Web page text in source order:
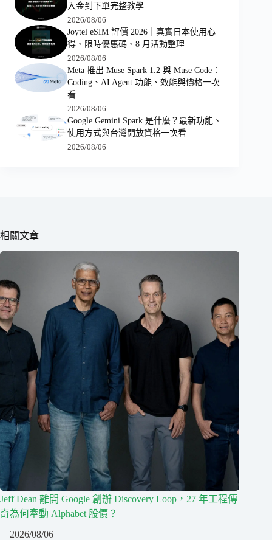
入金到下單完整教學
2026/08/06
Joytel eSIM 評價 2026｜真實日本使用心
得、限時優惠碼、8 月活動整理
2026/08/06
Meta 推出 Muse Spark 1.2 與 Muse Code：
Coding、AI Agent 功能、效能與價格一次
看
2026/08/06
Google Gemini Spark 是什麼？最新功能、
使用方式與台灣開放資格一次看
2026/08/06
相關文章
Jeff Dean 離開 Google 創辦 Discovery Loop，27 年工程傳
奇為何牽動 Alphabet 股價？
2026/08/06